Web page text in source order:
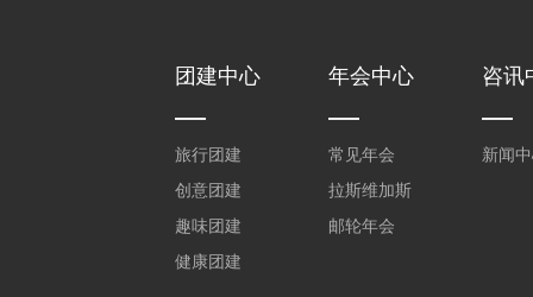
团建中心
旅行团建
创意团建
趣味团建
健康团建
年会中心
常见年会
拉斯维加斯
邮轮年会
咨讯
新闻